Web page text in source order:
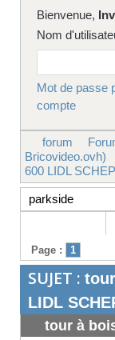
Bienvenue,
Nom
Mot de passe
compte
forum
Bricovideo.ovh)
600 LIDL
parkside
Page : 1
SUJET :
LIDL
tour à